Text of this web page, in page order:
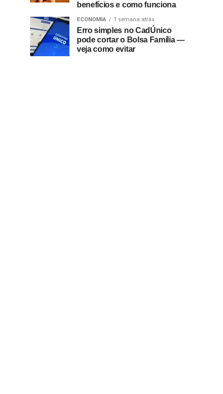
benefícios e como funciona
ECONOMIA 1 semana atrás
Erro simples no CadÚnico
pode cortar o Bolsa Família —
veja como evitar